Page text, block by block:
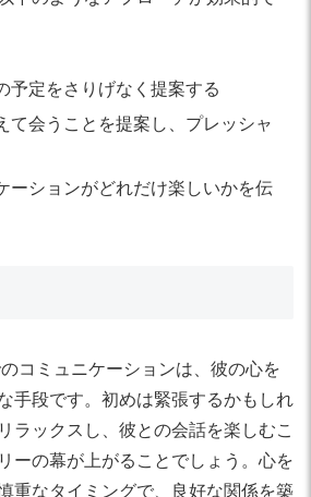
予定をさりげなく提案する
て会うことを提案し、プレッシャ
ーションがどれだけ楽しいかを伝
コミュニケーションは、彼の心を
手段です。初めは緊張するかもしれ
ラックスし、彼との会話を楽しむこ
ーの幕が上がることでしょう。心を
重なタイミングで、良好な関係を築